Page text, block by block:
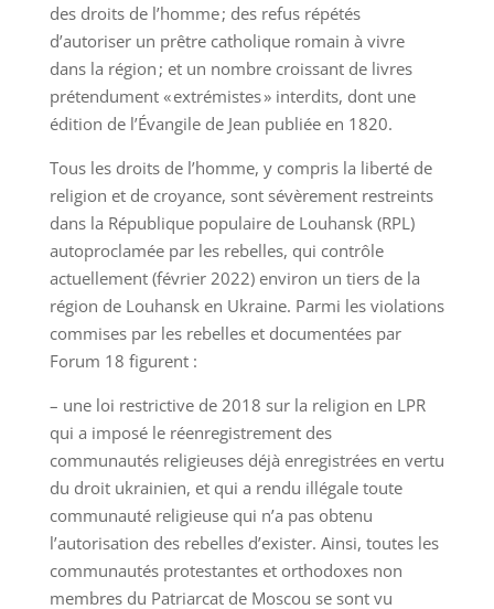
des droits de l’homme ; des refus répétés
d’autoriser un prêtre catholique romain à vivre
dans la région ; et un nombre croissant de livres
prétendument « extrémistes » interdits, dont une
édition de l’Évangile de Jean publiée en 1820.
Tous les droits de l’homme, y compris la liberté de
religion et de croyance, sont sévèrement restreints
dans la République populaire de Louhansk (RPL)
autoproclamée par les rebelles, qui contrôle
actuellement (février 2022) environ un tiers de la
région de Louhansk en Ukraine. Parmi les violations
commises par les rebelles et documentées par
Forum 18 figurent :
– une loi restrictive de 2018 sur la religion en LPR
qui a imposé le réenregistrement des
communautés religieuses déjà enregistrées en vertu
du droit ukrainien, et qui a rendu illégale toute
communauté religieuse qui n’a pas obtenu
l’autorisation des rebelles d’exister. Ainsi, toutes les
communautés protestantes et orthodoxes non
membres du Patriarcat de Moscou se sont vu